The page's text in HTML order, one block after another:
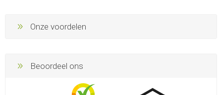
Onze voordelen
Beoordeel ons